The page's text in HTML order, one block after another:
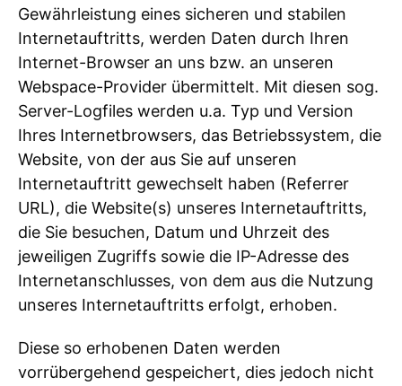
Gewährleistung eines sicheren und stabilen
Internetauftritts, werden Daten durch Ihren
Internet-Browser an uns bzw. an unseren
Webspace-Provider übermittelt. Mit diesen sog.
Server-Logfiles werden u.a. Typ und Version
Ihres Internetbrowsers, das Betriebssystem, die
Website, von der aus Sie auf unseren
Internetauftritt gewechselt haben (Referrer
URL), die Website(s) unseres Internetauftritts,
die Sie besuchen, Datum und Uhrzeit des
jeweiligen Zugriffs sowie die IP-Adresse des
Internetanschlusses, von dem aus die Nutzung
unseres Internetauftritts erfolgt, erhoben.
Diese so erhobenen Daten werden
vorrübergehend gespeichert, dies jedoch nicht